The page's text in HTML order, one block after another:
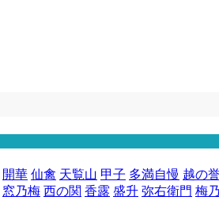
開華 仙禽 天覧山 甲子 多満自慢 越の
窓乃梅 西の関 香露 盛升 弥右衛門 梅